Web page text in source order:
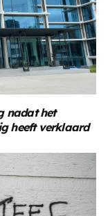
nadat het
heeft verklaard